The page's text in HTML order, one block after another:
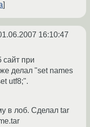
16:10:47
сайт при
делал "set names
utf8;".
в лоб. Сделал tar